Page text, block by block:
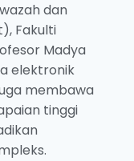
dan
Fakulti
Madya
elektronik
membawa
tinggi